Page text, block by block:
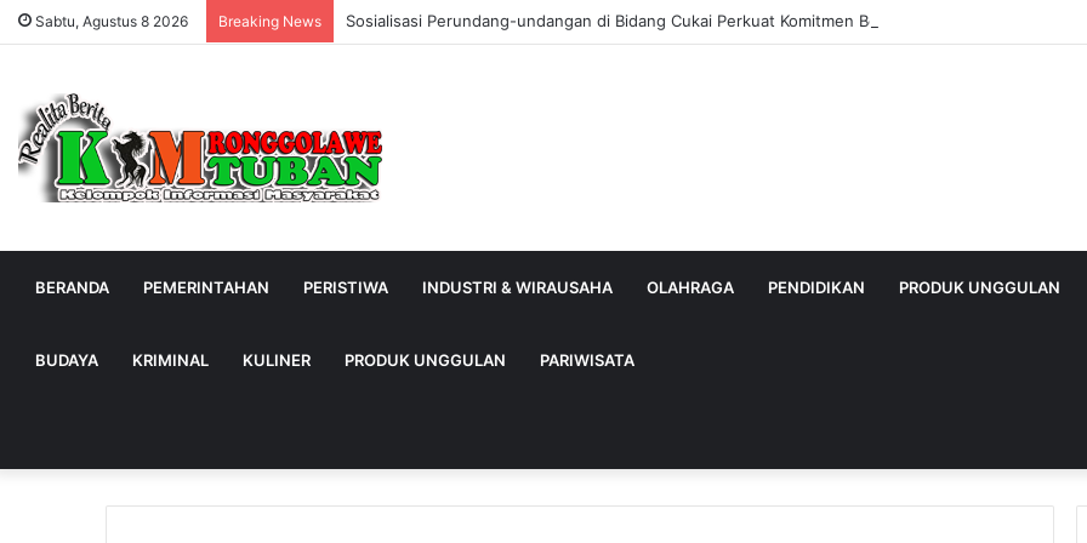
Sabtu, Agustus 8 2026 Breaking News Sosialisasi Perundang-undangan di Bidang Cukai Perkuat Komitmen Berantas Rokok Ilegal di
BERANDA PEMERINTAHAN PERISTIWA INDUSTRI & WIRAUSAHA OLAHRAGA PENDIDIKAN PRODUK UNGGULAN
BUDAYA KRIMINAL KULINER PRODUK UNGGULAN PARIWISATA